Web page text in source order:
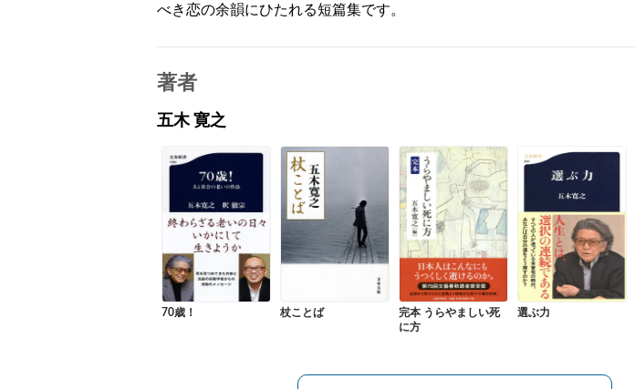
べき恋の余韻にひたれる短篇集です。
著者
五木 寛之
70歳！ 杖ことば
完本 うらやましい死
に方
選ぶ力